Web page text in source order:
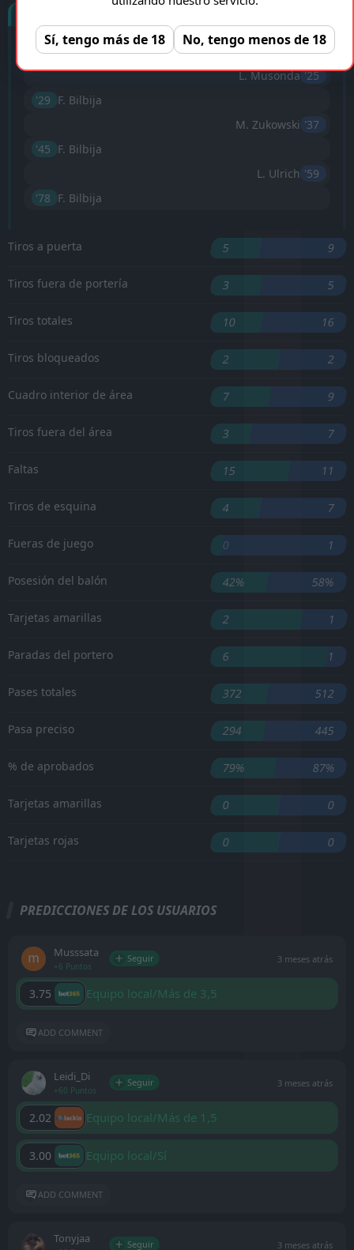
'19 ︎ F. Bilbija
L. Musonda '25 ︎
'29 ︎ F. Bilbija
M. Zukowski '37 ︎
'45 ︎ F. Bilbija
L. Ulrich '59 ︎
'78 ︎ F. Bilbija
Tiros a puerta 5 9
Tiros fuera de portería 3 5
Tiros totales 10 16
Tiros bloqueados 2 2
Cuadro interior de área 7 9
Tiros fuera del área 3 7
Faltas 15 11
Tiros de esquina 4 7
Fueras de juego 0 1
Posesión del balón 42% 58%
Tarjetas amarillas 2 1
Paradas del portero 6 1
Pases totales 372 512
Pasa preciso 294 445
% de aprobados 79% 87%
Tarjetas amarillas 0 0
Tarjetas rojas 0 0
PREDICCIONES DE LOS USUARIOS
Musssata
+6 Puntos
Seguir 3 meses atrás
3.75 Equipo local/Más de 3,5
ADD COMMENT
Leidi_Di
+60 Puntos
Seguir 3 meses atrás
2.02 Equipo local/Más de 1,5
3.00 Equipo local/Sí
ADD COMMENT
Tonyjaa Seguir 3 meses atrás
Sí, tengo más de 18 No, tengo menos de 18